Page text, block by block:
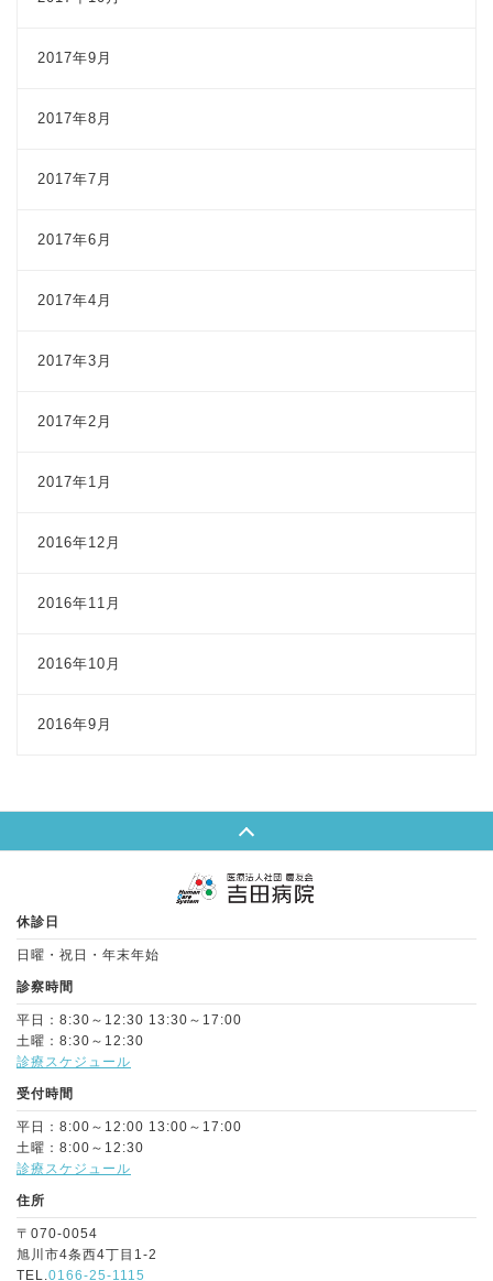
2017年9月
2017年8月
2017年7月
2017年6月
2017年4月
2017年3月
2017年2月
2017年1月
2016年12月
2016年11月
2016年10月
2016年9月
休診日
日曜・祝日・年末年始
診察時間
平日：8:30～12:30 13:30～17:00
土曜：8:30～12:30
診療スケジュール
受付時間
平日：8:00～12:00 13:00～17:00
土曜：8:00～12:30
診療スケジュール
住所
〒070-0054
旭川市4条西4丁目1-2
TEL.0166-25-1115